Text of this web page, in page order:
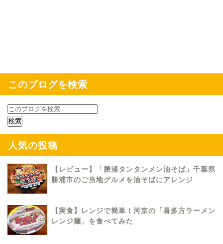
このブログを検索
人気の投稿
【レビュー】「勝浦タンタンメン油そば」千葉県
勝浦市のご当地グルメを油そばにアレンジ
【実食】レンジで簡単！河京の「喜多方ラーメン
レンジ麺」を食べてみた